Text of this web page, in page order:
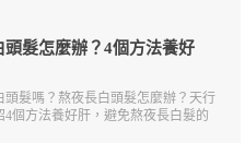
頭髮怎麼辦？4個方法養好
頭髮嗎？熬夜長白頭髮怎麼辦？天行
4個方法養好肝，避免熬夜長白髮的